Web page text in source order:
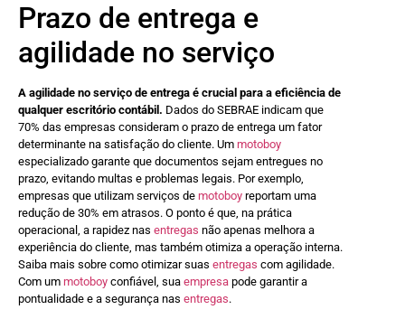
Prazo de entrega e
agilidade no serviço
A agilidade no serviço de entrega é crucial para a eficiência de
qualquer escritório contábil. Dados do SEBRAE indicam que
70% das empresas consideram o prazo de entrega um fator
determinante na satisfação do cliente. Um motoboy
especializado garante que documentos sejam entregues no
prazo, evitando multas e problemas legais. Por exemplo,
empresas que utilizam serviços de motoboy reportam uma
redução de 30% em atrasos. O ponto é que, na prática
operacional, a rapidez nas entregas não apenas melhora a
experiência do cliente, mas também otimiza a operação interna.
Saiba mais sobre como otimizar suas entregas com agilidade.
Com um motoboy confiável, sua empresa pode garantir a
pontualidade e a segurança nas entregas.